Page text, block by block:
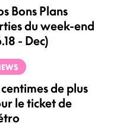
Bons Plans
du week-end
- Dec)
de plus
le ticket de